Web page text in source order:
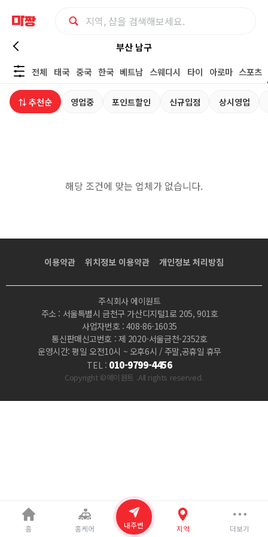
부
산
남
마
부산 남구
전체
태국 중국 한국 베트남 스웨디시 타이 아로마 스포츠
⇅ 추천순 영업중 포인트할인 신규입점 상시영업
해당 조건에 맞는 업체가 없습니다.
이용약관 위치정보 이용약관 개인정보 처리방침
주식회사 에이원트
주소 : 서울특별시 금천구 가산디지털1로 205, 901호
사업자번호 : 408-86-16035
통신판매신고번호 : 제 2020-서울금천-2352호
운영시간: 평일 오전10시 ~ 오후6시 / 주말,공휴일 휴무
TEL : 010-9799-4456
Copyright ©에이원트 .All rights reserved.
홈 홈케어 내주변 지역 더보기